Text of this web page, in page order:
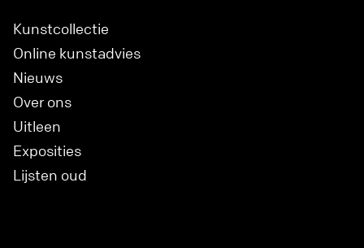
Kunstcollectie
Online kunstadvies
Nieuws
Over ons
Uitleen
Exposities
Lijsten oud